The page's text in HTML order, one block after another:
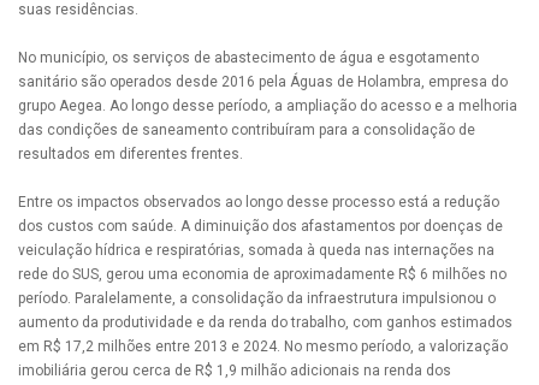
suas residências.
No município, os serviços de abastecimento de água e esgotamento
sanitário são operados desde 2016 pela Águas de Holambra, empresa do
grupo Aegea. Ao longo desse período, a ampliação do acesso e a melhoria
das condições de saneamento contribuíram para a consolidação de
resultados em diferentes frentes.
Entre os impactos observados ao longo desse processo está a redução
dos custos com saúde. A diminuição dos afastamentos por doenças de
veiculação hídrica e respiratórias, somada à queda nas internações na
rede do SUS, gerou uma economia de aproximadamente R$ 6 milhões no
período. Paralelamente, a consolidação da infraestrutura impulsionou o
aumento da produtividade e da renda do trabalho, com ganhos estimados
em R$ 17,2 milhões entre 2013 e 2024. No mesmo período, a valorização
imobiliária gerou cerca de R$ 1,9 milhão adicionais na renda dos